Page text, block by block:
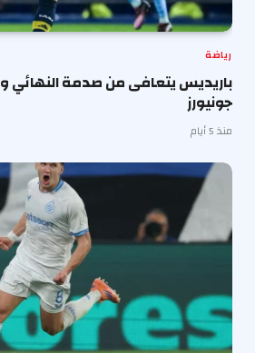
رياضة
باريديس يتعافى من صدمة النهائي
جونيورز
منذ 5 أيام